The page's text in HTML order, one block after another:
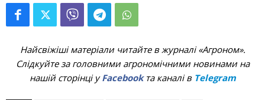
Найсвіжіші матеріали читайте в журналі «Агроном».
Слідкуйте за головними агрономічними новинами на
нашій сторінці уFacebookта каналі в Telegram